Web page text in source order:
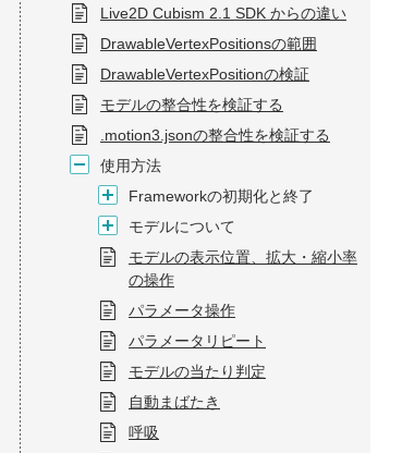
Live2D Cubism 2.1 SDK からの違い
DrawableVertexPositionsの範囲
DrawableVertexPositionの検証
モデルの整合性を検証する
.motion3.jsonの整合性を検証する
使用方法
Frameworkの初期化と終了
モデルについて
モデルの表示位置、拡大・縮小率
の操作
パラメータ操作
パラメータリピート
モデルの当たり判定
自動まばたき
呼吸